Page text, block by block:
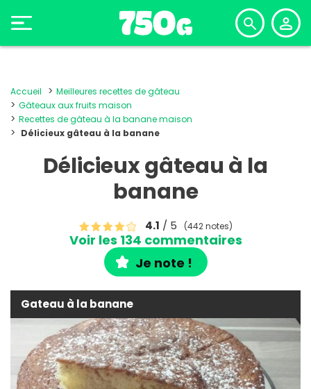
Accueil
Meilleures recettes de gâteau
Gâteaux aux fruits maison
Recettes de gâteau à la banane maison
Délicieux gâteau à la banane
Délicieux gâteau à la
banane
4.1 / 5 (442 notes)
Voir les 134 commentaires
Je note !
Gateau à la banane